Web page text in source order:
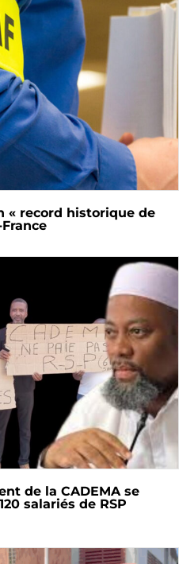
« record historique de
de la CADEMA se
salariés de RSP